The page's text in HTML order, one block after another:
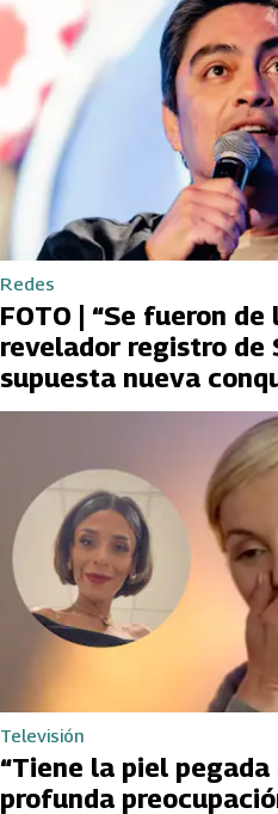
Redes
FOTO | “Se fueron
revelador registro de
supuesta nueva
Televisión
“Tiene la piel pegada
profunda